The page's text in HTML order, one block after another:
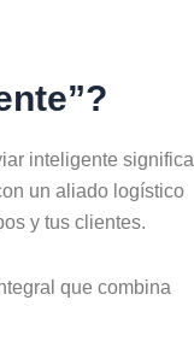
inteligente significa
un aliado logístico
y tus clientes.
que combina